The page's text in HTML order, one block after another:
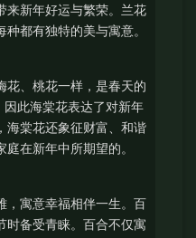
来新年好运与繁荣。兰花
都有独特的美与寓意。
花、桃花一样，是春天的
因此海棠花表达了对新年
海棠花还象征财富、和谐
在新年中所期望的。
，寓意幸福相伴一生。百
时备受青睐。百合不仅寓